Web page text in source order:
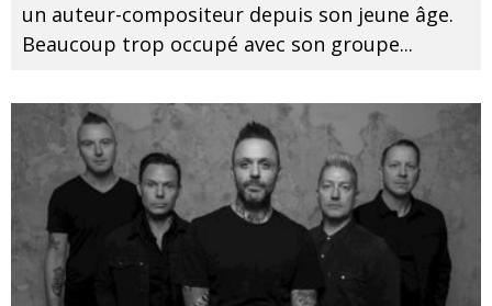
un auteur-compositeur depuis son jeune âge.
Beaucoup trop occupé avec son groupe...